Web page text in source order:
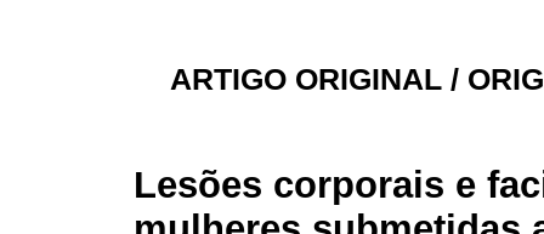
ARTIGO ORIGINAL /
Lesões corporais e